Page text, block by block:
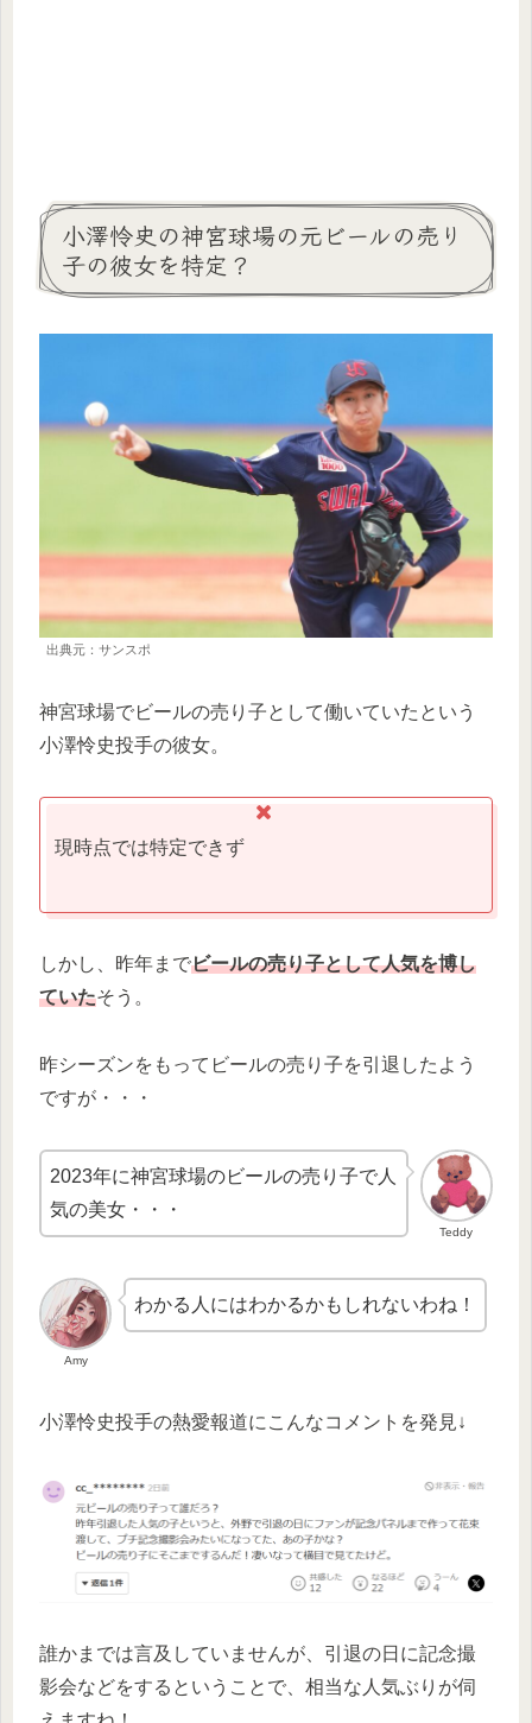
小澤怜史の神宮球場の元ビールの売り
子の彼女を特定？
出典元：サンスポ
神宮球場でビールの売り子として働いていたという
小澤怜史投手の彼女。
現時点では特定できず
しかし、昨年までビールの売り子として人気を博し
ていたそう。
昨シーズンをもってビールの売り子を引退したよう
ですが・・・
Teddy
2023年に神宮球場のビールの売り子で人
気の美女・・・
Amy
わかる人にはわかるかもしれないわね！
小澤怜史投手の熱愛報道にこんなコメントを発見↓
誰かまでは言及していませんが、引退の日に記念撮
影会などをするということで、相当な人気ぶりが伺